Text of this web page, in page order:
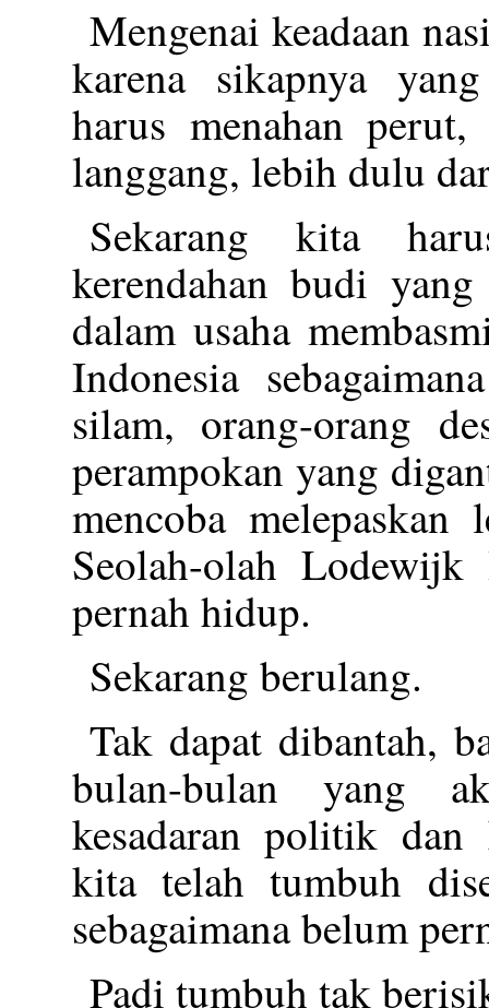
Mengenai keadaan
karena sikapnya
harus menahan
langgang, lebih dulu
Sekarang kita
kerendahan budi
dalam usaha
Indonesia
silam, orang-orang
perampokan yang
mencoba
Seolah-olah
pernah hidup.
Sekarang berulang.
Tak dapat dibantah,
bulan-bulan yang
kesadaran politik dan
kita telah tumbuh
sebagaimana belum
Padi tumbuh tak